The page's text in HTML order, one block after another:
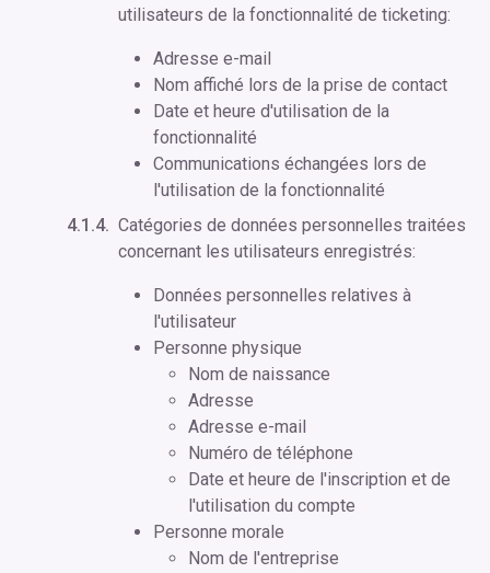
utilisateurs de la fonctionnalité de ticketing:
Adresse e-mail
Nom affiché lors de la prise de contact
Date et heure d'utilisation de la
fonctionnalité
Communications échangées lors de
l'utilisation de la fonctionnalité
Catégories de données personnelles traitées
concernant les utilisateurs enregistrés:
Données personnelles relatives à
l'utilisateur
Personne physique
Nom de naissance
Adresse
Adresse e-mail
Numéro de téléphone
Date et heure de l'inscription et de
l'utilisation du compte
Personne morale
Nom de l'entreprise